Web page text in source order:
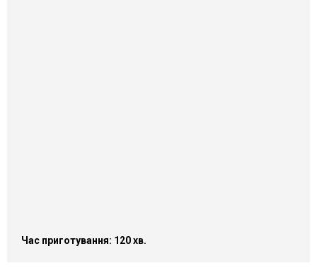
Час приготування: 120 хв.